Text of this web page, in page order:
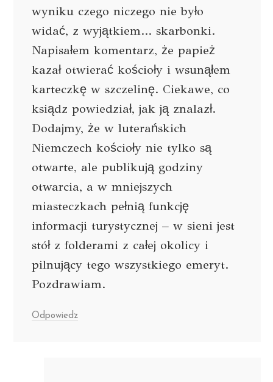
wyniku czego niczego nie było
widać, z wyjątkiem… skarbonki.
Napisałem komentarz, że papież
kazał otwierać kościoły i wsunąłem
karteczkę w szczelinę. Ciekawe, co
ksiądz powiedział, jak ją znalazł.
Dodajmy, że w luterańskich
Niemczech kościoły nie tylko są
otwarte, ale publikują godziny
otwarcia, a w mniejszych
miasteczkach pełnią funkcję
informacji turystycznej – w sieni jest
stół z folderami z całej okolicy i
pilnujący tego wszystkiego emeryt.
Pozdrawiam.
Odpowiedz